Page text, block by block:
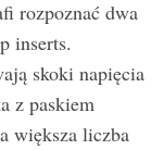
rozpoznać dwa
inserts.
skoki napięcia
z paskiem
większa liczba